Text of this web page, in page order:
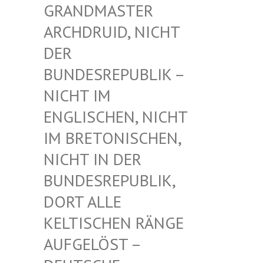
RANDMASTER A
RCHDRUID, NICHT D
ER B
UNDESREPUBLIK – N
ICHT IM E
NGLISCHEN, NICHT I
M BRETONISCHEN, N
ICHT IN DER B
UNDESREPUBLIK, D
ORT ALLE K
ELTISCHEN RÄNGE A
UFGELÖST – D